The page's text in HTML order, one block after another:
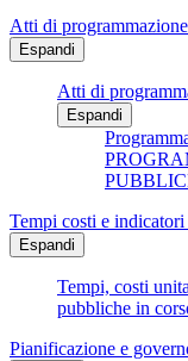
Atti di
Espandi
Atti di
Espandi
Tempi costi e
Espandi
Tempi, costi
pubbliche in
Pianificazione e